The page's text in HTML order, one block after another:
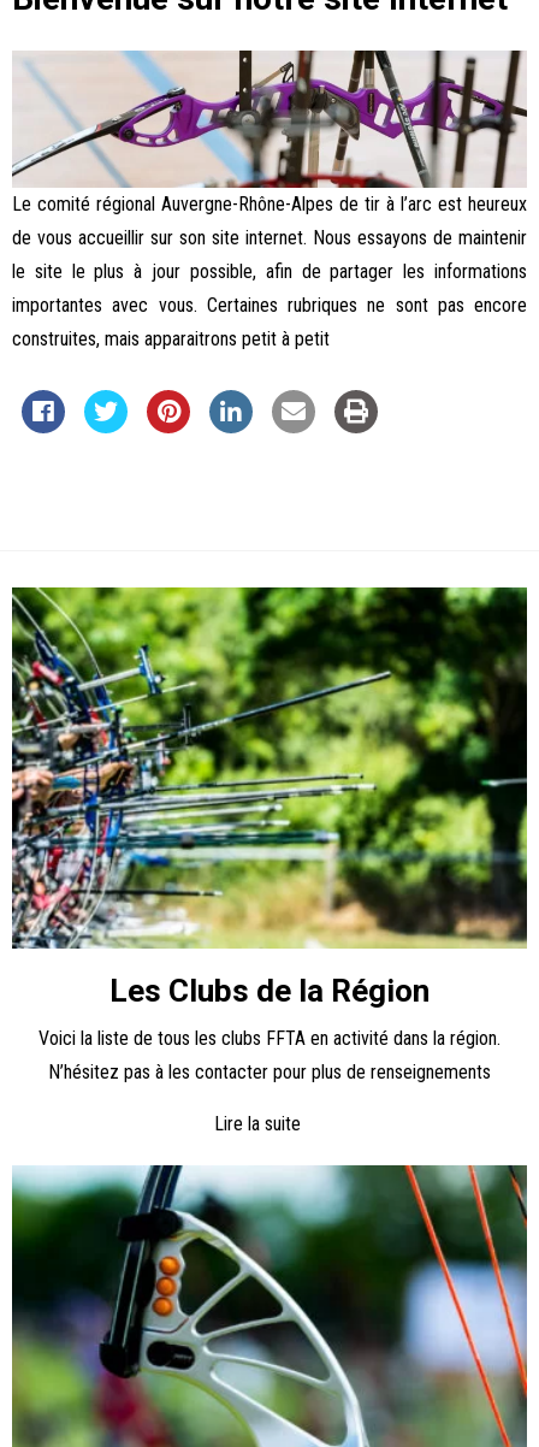
Le comité régional Auvergne-Rhône-Alpes de tir à l’arc est heureux
de vous accueillir sur son site internet. Nous essayons de maintenir
le site le plus à jour possible, afin de partager les informations
importantes avec vous. Certaines rubriques ne sont pas encore
construites, mais apparaitrons petit à petit
Les Clubs de la Région
Voici la liste de tous les clubs FFTA en activité dans la région.
N’hésitez pas à les contacter pour plus de renseignements
Lire la suite